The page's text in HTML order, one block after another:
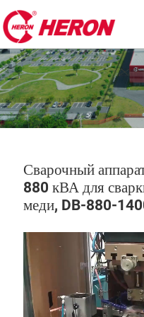
Сварочный
880 кВА для
меди, DB-880-